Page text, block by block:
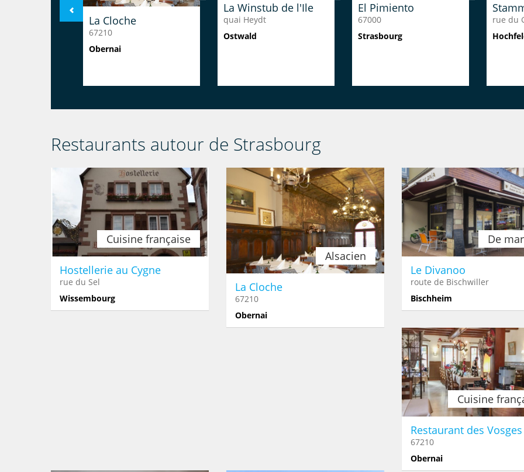
La Cloche
67210
Obernai
La Winstub de l'Ile
quai Heydt
Ostwald
El Pimiento
67000
Strasbourg
rue du
�? Liban
rue Kuhn
Strasbourg
Alsacien
Flam's Strasbourg
rue des Frères
Strasbourg
Monteleone
67000
Strasbourg
67140
Barr
Oriental
Africain
Le Continent
route des Romains
Strasbourg
Restaurants autour de Strasbourg
Cuisine française
Hostellerie au Cygne
rue du Sel
Wissembourg
Alsacien
La Cloche
67210
Obernai
De
Le Divanoo
route de Bischwiller
Bischheim
Cuisine
Restaurant des Vosges
67210
Obernai